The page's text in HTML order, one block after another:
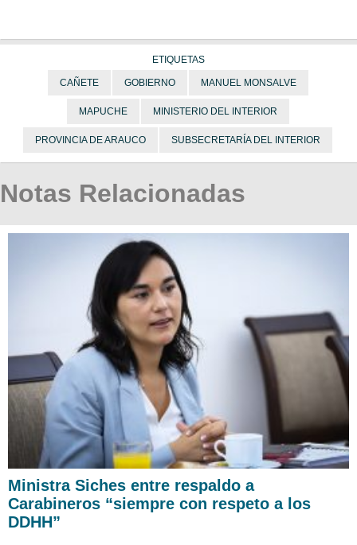
ETIQUETAS
CAÑETE GOBIERNO MANUEL MONSALVE
MAPUCHE MINISTERIO DEL INTERIOR
PROVINCIA DE ARAUCO SUBSECRETARÍA DEL INTERIOR
Notas Relacionadas
Ministra Siches entre respaldo a
Carabineros “siempre con respeto a los
DDHH”